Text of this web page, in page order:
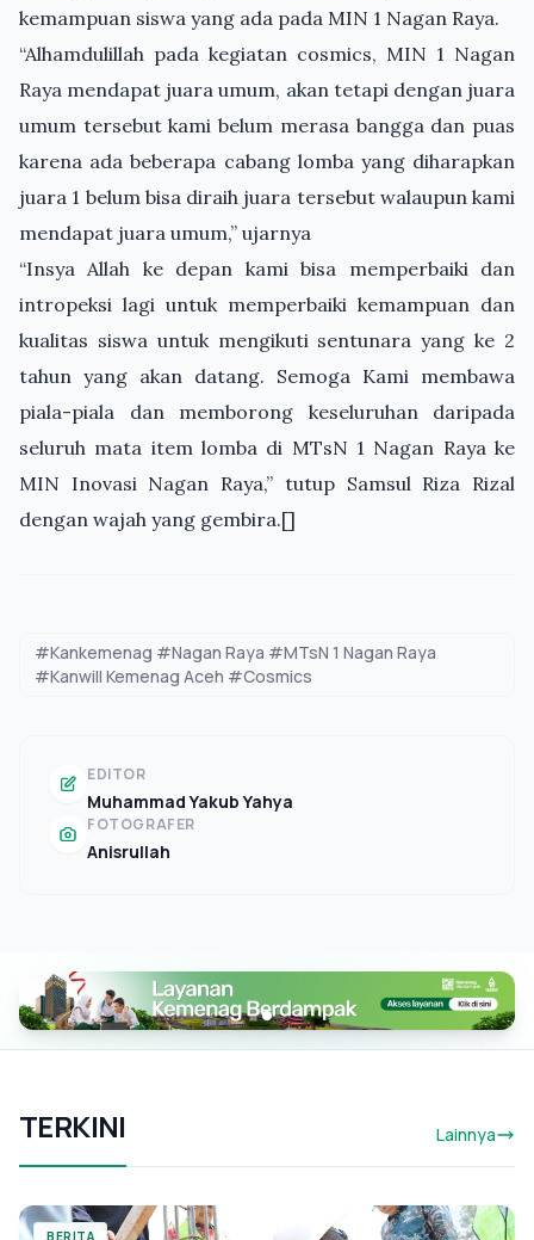
kemampuan siswa yang ada pada MIN 1 Nagan Raya.
“Alhamdulillah pada kegiatan cosmics, MIN 1 Nagan
Raya mendapat juara umum, akan tetapi dengan juara
umum tersebut kami belum merasa bangga dan puas
karena ada beberapa cabang lomba yang diharapkan
juara 1 belum bisa diraih juara tersebut walaupun kami
mendapat juara umum,” ujarnya
“Insya Allah ke depan kami bisa memperbaiki dan
intropeksi lagi untuk memperbaiki kemampuan dan
kualitas siswa untuk mengikuti sentunara yang ke 2
tahun yang akan datang. Semoga Kami membawa
piala-piala dan memborong keseluruhan daripada
seluruh mata item lomba di MTsN 1 Nagan Raya ke
MIN Inovasi Nagan Raya,” tutup Samsul Riza Rizal
dengan wajah yang gembira.[]
#Kankemenag #Nagan Raya #MTsN 1 Nagan Raya
#Kanwill Kemenag Aceh #Cosmics
EDITOR
Muhammad Yakub Yahya
FOTOGRAFER
Anisrullah
TERKINI Lainnya
BERITA